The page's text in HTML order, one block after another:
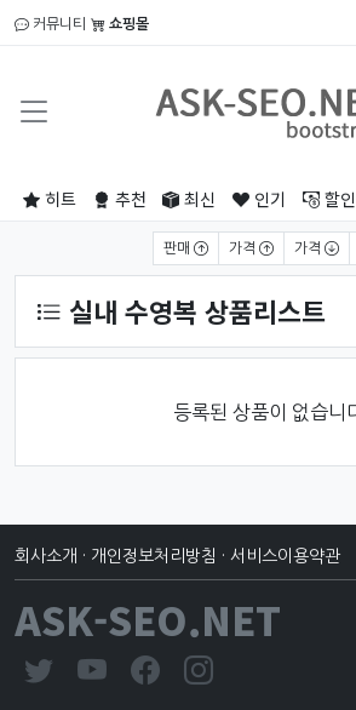
커뮤니티 쇼핑몰
히트 추천 최신 인기 할인
판매 가격 가격
실내 수영복 상품리스트
등록된 상품이 없습니
회사소개 · 개인정보처리방침 · 서비스이용약관
ASK-SEO.NET